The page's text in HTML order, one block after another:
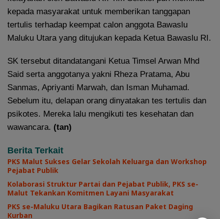
kepada masyarakat untuk memberikan tanggapan
tertulis terhadap keempat calon anggota Bawaslu
Maluku Utara yang ditujukan kepada Ketua Bawaslu RI.
SK tersebut ditandatangani Ketua Timsel Arwan Mhd
Said serta anggotanya yakni Rheza Pratama, Abu
Sanmas, Apriyanti Marwah, dan Isman Muhamad.
Sebelum itu, delapan orang dinyatakan tes tertulis dan
psikotes. Mereka lalu mengikuti tes kesehatan dan
wawancara. (tan)
Berita Terkait
PKS Malut Sukses Gelar Sekolah Keluarga dan Workshop
Pejabat Publik
Kolaborasi Struktur Partai dan Pejabat Publik, PKS se-
Malut Tekankan Komitmen Layani Masyarakat
PKS se-Maluku Utara Bagikan Ratusan Paket Daging
Kurban